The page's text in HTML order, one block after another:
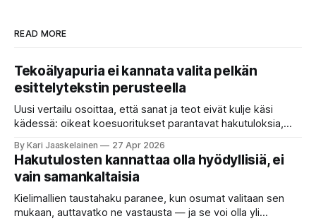
READ MORE
Tekoälyapuria ei kannata valita pelkän
esittelytekstin perusteella
Uusi vertailu osoittaa, että sanat ja teot eivät kulje käsi
kädessä: oikeat koesuoritukset parantavat hakutuloksia,
etsimässä verkosta apuria, joka hoitaisi puolestasi arjen
askareita: täyttäisi lomakkeen, järjestäisi matkasuunnitelman
tai seulisi pitkän asiakirjakasan ydinkohdat. Vastassa on
valikoima, joka muistuttaa sovelluskauppaa steroideilla.
Jokainen ”tekoälyagentti” lupaa paljon
By Kari Jaaskelainen 27 Apr 2026
Hakutulosten kannattaa olla hyödyllisiä, ei
vain samankaltaisia
Kielimallien taustahaku paranee, kun osumat valitaan sen
mukaan, auttavatko ne vastausta — ja se voi olla yli